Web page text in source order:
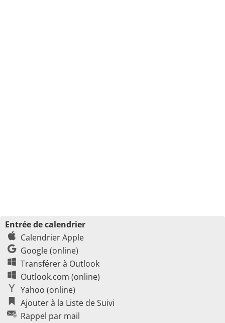
Entrée de calendrier
Calendrier Apple
Google (online)
Transférer à Outlook
Outlook.com (online)
Yahoo (online)
Ajouter à la Liste de Suivi
Rappel par mail